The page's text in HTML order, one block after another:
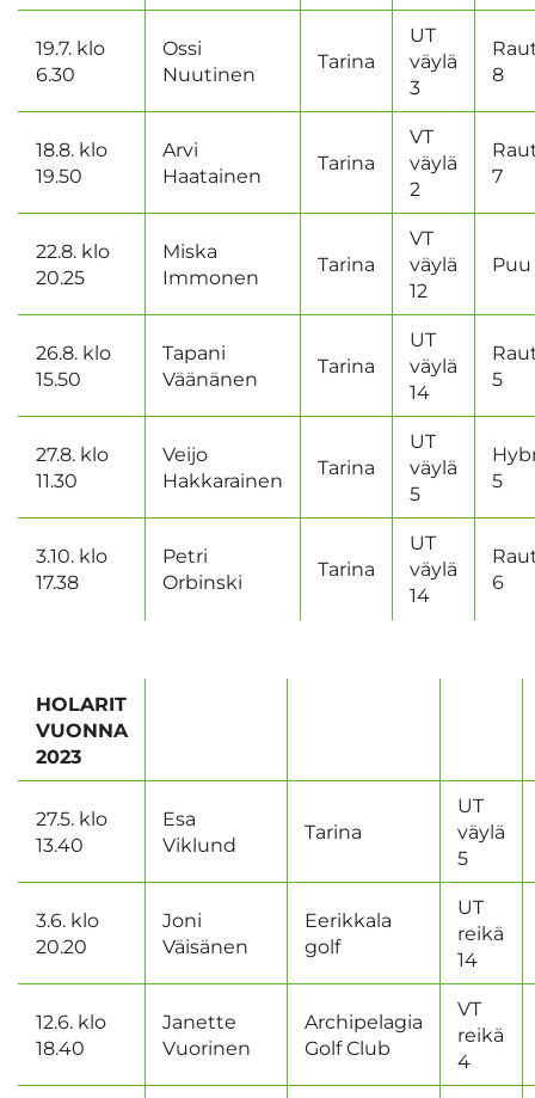
19.7. klo
6.30
Ossi
Nuutinen
Tarina
UT
väylä
3
8
18.8. klo
19.50
Arvi
Haatainen
Tarina
VT
väylä
2
7
22.8. klo
20.25
Miska
Immonen
Tarina
VT
väylä
12
Puu
26.8. klo
15.50
Tapani
Väänänen
Tarina
UT
väylä
14
5
27.8. klo
11.30
Veijo
Hakkarainen
Tarina
UT
väylä
5
5
3.10. klo
17.38
Petri
Orbinski
Tarina
UT
väylä
14
6
HOLARIT
VUONNA
2023
27.5. klo
13.40
Esa
Viklund
Tarina
UT
väylä
5
3.6. klo
20.20
Joni
Väisänen
Eerikkala
golf
UT
reikä
14
12.6. klo
18.40
Janette
Vuorinen
Archipelagia
Golf Club
VT
reikä
4